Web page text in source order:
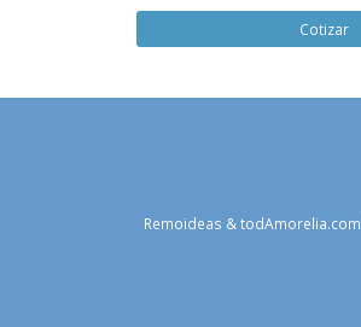
Remoideas & todAmorelia.com